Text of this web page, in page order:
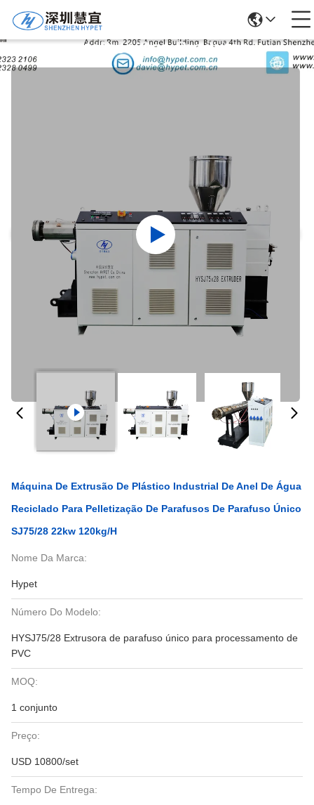
Detalhes Dos Produtos
Máquina De Extrusão De Plástico Industrial De Anel De Água
Reciclado Para Pelletização De Parafusos De Parafuso Único
SJ75/28 22kw 120kg/h
Nome Da Marca:
Hypet
Número Do Modelo:
HYSJ75/28 Extrusora de parafuso único para processamento de
PVC
MOQ:
1 conjunto
Preço:
USD 10800/set
Tempo De Entrega: